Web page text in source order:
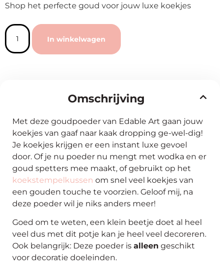
Shop het perfecte goud voor jouw luxe koekjes
In winkelwagen
Omschrijving
Met deze goudpoeder van Edable Art gaan jouw
koekjes van gaaf naar kaak dropping ge-wel-dig!
Je koekjes krijgen er een instant luxe gevoel
door. Of je nu poeder nu mengt met wodka en er
goud spetters mee maakt, of gebruikt op het
koekstempelkussen om snel veel koekjes van
een gouden touche te voorzien. Geloof mij, na
deze poeder wil je niks anders meer!
Goed om te weten, een klein beetje doet al heel
veel dus met dit potje kan je heel veel decoreren.
Ook belangrijk: Deze poeder is alleen geschikt
voor decoratie doeleinden.